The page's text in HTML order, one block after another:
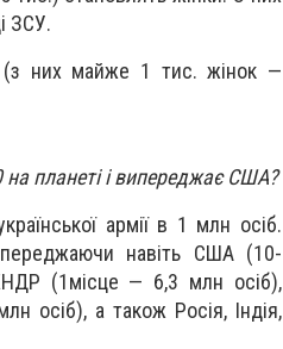
ЗСУ.
(з них майже 1 тис. жінок —
на планеті і випереджає США?
армії в 1 млн осіб.
навіть США (10-
(1місце — 6,3 млн осіб),
осіб), а також Росія, Індія,